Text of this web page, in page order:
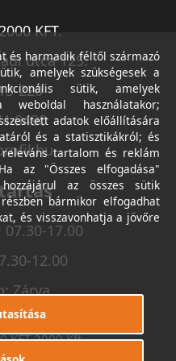
KFT.
utca 125.
220
9490
17.00
12.00
Zárva
KFT 2000 Kft.
és harmadik féltől származó
amelyek szükségesek a
sütik, amelyek
weboldal használatakor;
adatok előállítására
és a statisztikákról; és
tartalom és reklám
az "Összes elfogadása"
az összes sütik
bármikor elfogadhat
és visszavonhatja a jövőre